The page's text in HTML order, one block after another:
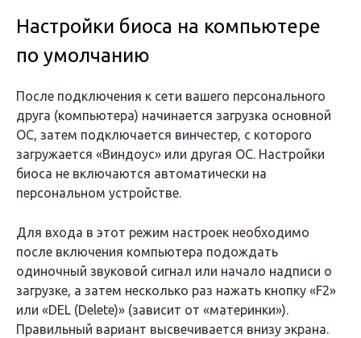
Настройки биоса на компьютере
по умолчанию
После подключения к сети вашего персонального
друга (компьютера) начинается загрузка основной
ОС, затем подключается винчестер, с которого
загружается «Виндоус» или другая ОС. Настройки
биоса не включаются автоматически на
персональном устройстве.
Для входа в этот режим настроек необходимо
после включения компьютера подождать
одиночный звуковой сигнал или начало надписи о
загрузке, а затем несколько раз нажать кнопку «F2»
или «DEL (Delete)» (зависит от «материнки»).
Правильный вариант высвечивается внизу экрана.